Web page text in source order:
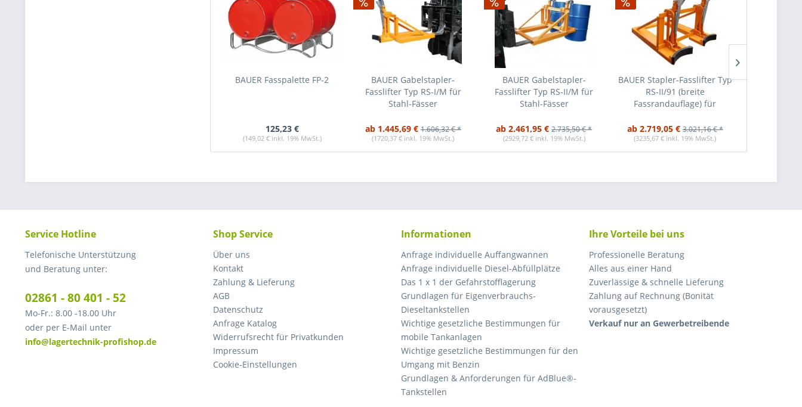
BAUER Fasspalette FP-2
125,23 €
(149,02 € inkl. 19% MwSt.)
BAUER Gabelstapler-
Fasslifter Typ RS-I/M für
Stahl-Fässer
ab 1.445,69 € 1.606,32 € *
(1720,37 € inkl. 19% MwSt.)
BAUER Gabelstapler-
Fasslifter Typ RS-II/M für
Stahl-Fässer
ab 2.461,95 € 2.735,50 € *
(2929,72 € inkl. 19% MwSt.)
BAUER Stapler-Fasslifter Typ
RS-II/91 (breite
Fassrandauflage) für
ab 2.719,05 € 3.021,16 € *
(3235,67 € inkl. 19% MwSt.)
Service Hotline
Telefonische Unterstützung
und Beratung unter:
02861 - 80 401 - 52
Mo-Fr.: 8.00 -18.00 Uhr
oder per E-Mail unter
info@lagertechnik-profishop.de
Shop Service
Über uns
Kontakt
Zahlung & Lieferung
AGB
Datenschutz
Anfrage Katalog
Widerrufsrecht für Privatkunden
Impressum
Cookie-Einstellungen
Informationen
Anfrage individuelle Auffangwannen
Anfrage individuelle Diesel-Abfüllplätze
Das 1 x 1 der Gefahrstofflagerung
Grundlagen für Eigenverbrauchs-
Dieseltankstellen
Wichtige gesetzliche Bestimmungen für
mobile Tankanlagen
Wichtige gesetzliche Bestimmungen für den
Umgang mit Benzin
Grundlagen & Anforderungen für AdBlue®-
Tankstellen
Ihre Vorteile bei uns
Professionelle Beratung
Alles aus einer Hand
Zuverlässige & schnelle Lieferung
Zahlung auf Rechnung (Bonität
vorausgesetzt)
Verkauf nur an Gewerbetreibende